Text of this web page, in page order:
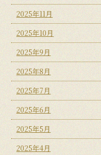
2025年11月
2025年10月
2025年9月
2025年8月
2025年7月
2025年6月
2025年5月
2025年4月